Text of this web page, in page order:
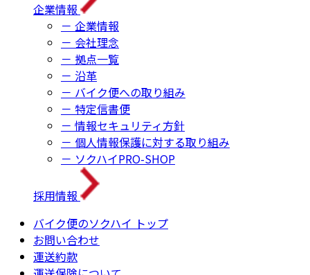
企業情報
－ 企業情報
－ 会社理念
－ 拠点一覧
－ 沿革
－ バイク便への取り組み
－ 特定信書便
－ 情報セキュリティ方針
－ 個人情報保護に対する取り組み
－ ソクハイPRO-SHOP
採用情報
バイク便のソクハイ トップ
お問い合わせ
運送約款